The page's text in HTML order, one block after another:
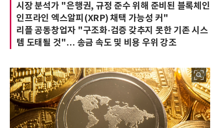
시장 분석가 "은행권, 규정 준수 위해 준비된 블록체인
인프라인 엑스알피(XRP) 채택 가능성 커"
리플 공동창업자 "구조화·검증 갖추지 못한 기존 시스
템 도태될 것"… 송금 속도 및 비용 우위 강조